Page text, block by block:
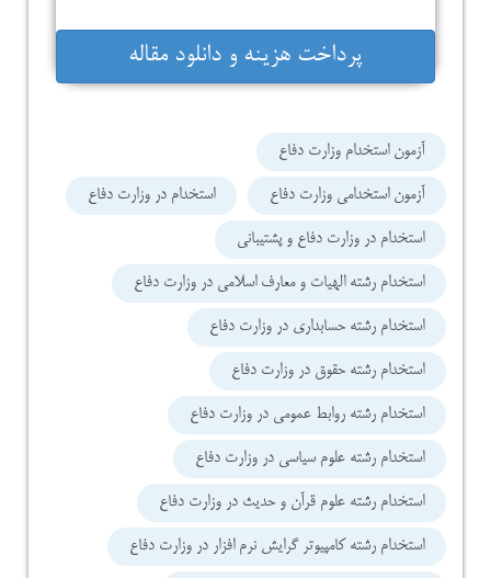
پرداخت هزینه و دانلود مقاله
آزمون استخدام وزارت دفاع
آزمون استخدامی وزارت دفاع استخدام در وزارت دفاع
استخدام در وزارت دفاع و پشتیبانی
استخدام رشته الهیات و معارف اسلامی در وزارت دفاع
استخدام رشته حسابداری در وزارت دفاع
استخدام رشته حقوق در وزارت دفاع
استخدام رشته روابط عمومی در وزارت دفاع
استخدام رشته علوم سیاسی در وزارت دفاع
استخدام رشته علوم قرآن و حدیث در وزارت دفاع
استخدام رشته کامپیوتر گرایش نرم افزار در وزارت دفاع